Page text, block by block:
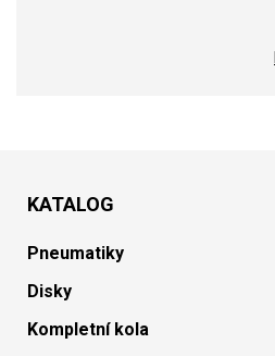
KATALOG
Pneumatiky
Disky
Kompletní kola